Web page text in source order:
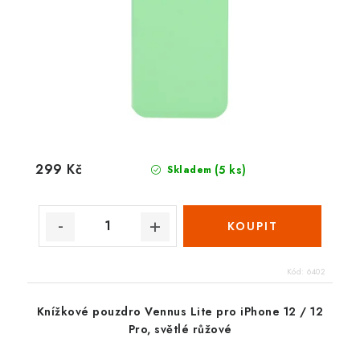
Skladem (5 ks)
299 Kč
Kód: 6402
Knížkové pouzdro Vennus Lite pro iPhone 12 / 12
Pro, světlé růžové